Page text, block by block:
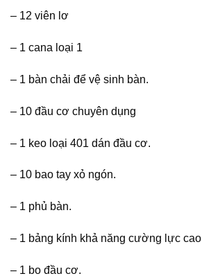
– 12 viên lơ
– 1 cana loại 1
– 1 bàn chải để vệ sinh bàn.
– 10 đầu cơ chuyên dụng
– 1 keo loại 401 dán đầu cơ.
– 10 bao tay xỏ ngón.
– 1 phủ bàn.
– 1 bảng kính khả năng cường lực cao
– 1 bo đầu cơ.